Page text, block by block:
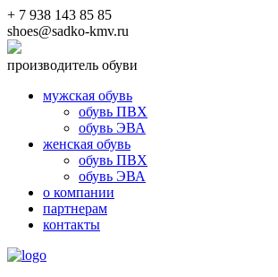
+ 7 938 143 85 85
shoes@sadko-kmv.ru
производитель обуви
мужская обувь
обувь ПВХ
обувь ЭВА
женская обувь
обувь ПВХ
обувь ЭВА
о компании
партнерам
контакты